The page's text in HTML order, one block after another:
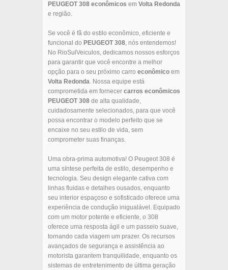
PEUGEOT 308 econômicos em Volta Redonda
e região.
Se você é fã do estilo econômico, eficiente e
funcional do PEUGEOT 308, nós entendemos!
No RioSulVeiculos, dedicamos nossos esforços
para garantir que você encontre a melhor
opção para o seu próximo carro econômico em
Volta Redonda. Nossa equipe está
comprometida em fornecer carros econômicos
PEUGEOT 308 de alta qualidade,
cuidadosamente selecionados, para que você
possa encontrar o modelo perfeito que se
encaixe no seu estilo de vida, sem
comprometer suas finanças.
Uma obra-prima automotiva! O Peugeot 308 é
uma síntese perfeita de estilo, desempenho e
tecnologia. Seu design elegante cativa com
linhas fluidas e detalhes ousados, enquanto
seu interior espaçoso e sofisticado oferece uma
experiência de condução inigualável. Equipado
com um motor potente e eficiente, o 308
oferece uma resposta ágil e um passeio suave,
tornando cada viagem um prazer. Os recursos
avançados de segurança e assistência ao
motorista garantem tranquilidade, enquanto os
sistemas de entretenimento de última geração